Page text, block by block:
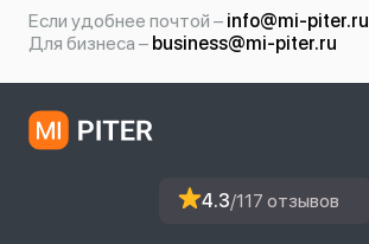
Если удобнее почтой – info@mi-piter.ru
Для бизнеса – business@mi-piter.ru
4.3/117 отзывов